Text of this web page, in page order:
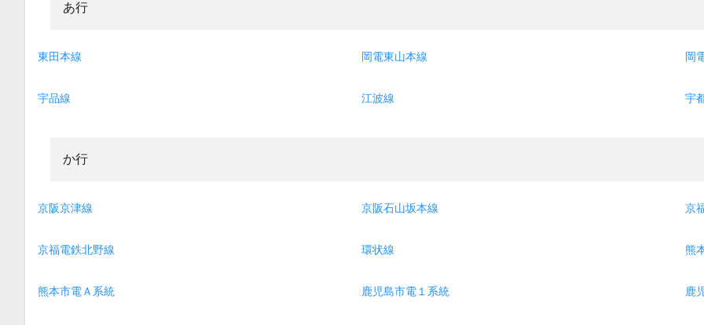
あ行
東田本線 岡電東山本線 岡
宇品線 江波線 宇
か行
京阪京津線 京阪石山坂本線 京
京福電鉄北野線 環状線 熊
熊本市電Ａ系統 鹿児島市電１系統 鹿